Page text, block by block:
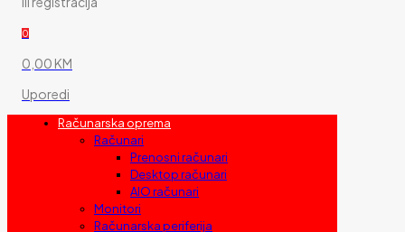
0
0,00 KM
Uporedi
Računarska oprema
Računari
Prenosni računari
Desktop računari
AIO računari
Monitori
Računarska periferija